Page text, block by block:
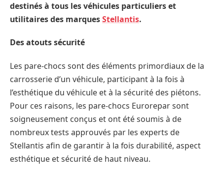
destinés à tous les véhicules particuliers et
utilitaires des marquesStellantis.
Des atouts sécurité
Les pare-chocs sont des éléments primordiaux de la
carrosserie d’un véhicule, participant à la fois à
l’esthétique du véhicule et à la sécurité des piétons.
Pour ces raisons, les pare-chocs Eurorepar sont
soigneusement conçus et ont été soumis à de
nombreux tests approuvés par les experts de
Stellantis afin de garantir à la fois durabilité, aspect
esthétique et sécurité de haut niveau.